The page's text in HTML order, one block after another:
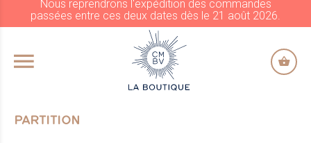
Nous reprendrons l'expédition des commandes
passées entre ces deux dates dès le 21 août 2026.
PARTITION